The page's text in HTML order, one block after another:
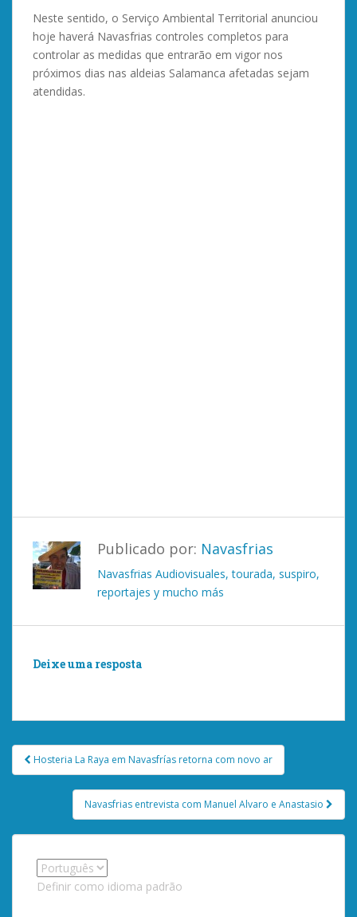
Neste sentido, o Serviço Ambiental Territorial anunciou
hoje haverá Navasfrias controles completos para
controlar as medidas que entrarão em vigor nos
próximos dias nas aldeias Salamanca afetadas sejam
atendidas.
Publicado por: Navasfrias
Navasfrias Audiovisuales, tourada, suspiro,
reportajes y mucho más
Deixe uma resposta
Post
navigation
Hosteria La Raya em Navasfrías retorna com novo ar
Navasfrias entrevista com Manuel Alvaro e Anastasio
Definir como idioma padrão